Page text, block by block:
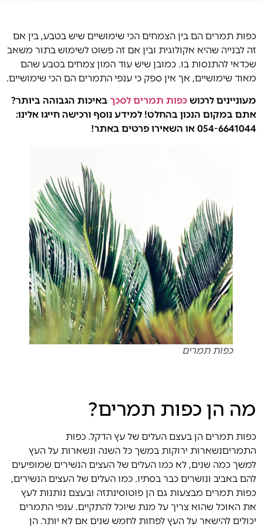
כפות תמרים הם בין הצמחים הכי שימושיים שיש בטבע, בין אם
זה לבנייה שהיא אקולוגית ובין אם זה פשוט לשימוש בתור משאב
שכדאי להתנסות בו. כמובן שיש עוד המון צמחים בטבע שהם
מאוד שימושיים, אך אין ספק כי ענפי התמרים הם הכי שימושיים.
מעוניינים לרכוש כפות תמרים לסכך באיכות הגבוהה ביותר?
אתם במקום הנכון בהחלט! למידע נוסף ורכישה חייגו אלינו:
054-6641044 או השאירו פרטים באתר!
כפות תמרים
מה הן כפות תמרים?
כפות תמרים הן בעצם העלים של עץ הדקל. כפות
התמריםנשארות ירוקות במשך כל השנה ונשארות על העץ
למשך כמה שנים, לא כמו העלים של העצים הנשירים שמופיעים
להם באביב ונושרים כבר בסתיו. כמו העלים של העצים הנשירים,
כפות תמרים מבצעות גם הן פוטוסינתזה ובעצם נותנות לעץ
את האוכל שהוא צריך על מנת שיוכל להתקיים. ענפי התמרים
יכולים להישאר על העץ לפחות לחמש שנים אם לא יותר. הן